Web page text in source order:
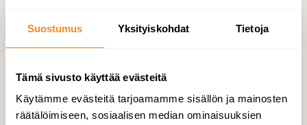
Suostumus Yksityiskohdat Tietoja
Tämä sivusto käyttää evästeitä
Käytämme evästeitä tarjoamamme sisällön ja mainosten
räätälöimiseen, sosiaalisen median ominaisuuksien